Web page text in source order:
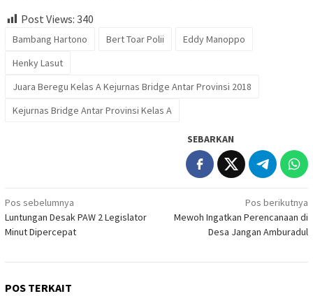
Post Views: 340
Bambang Hartono Bert Toar Polii
Eddy Manoppo
Henky Lasut
Juara Beregu Kelas A Kejurnas Bridge Antar Provinsi 2018
Kejurnas Bridge Antar Provinsi Kelas A
SEBARKAN
Navigasi
pos
Pos sebelumnya
Luntungan Desak PAW 2 Legislator
Minut Dipercepat
Pos berikutnya
Mewoh Ingatkan Perencanaan di
Desa Jangan Amburadul
POS TERKAIT